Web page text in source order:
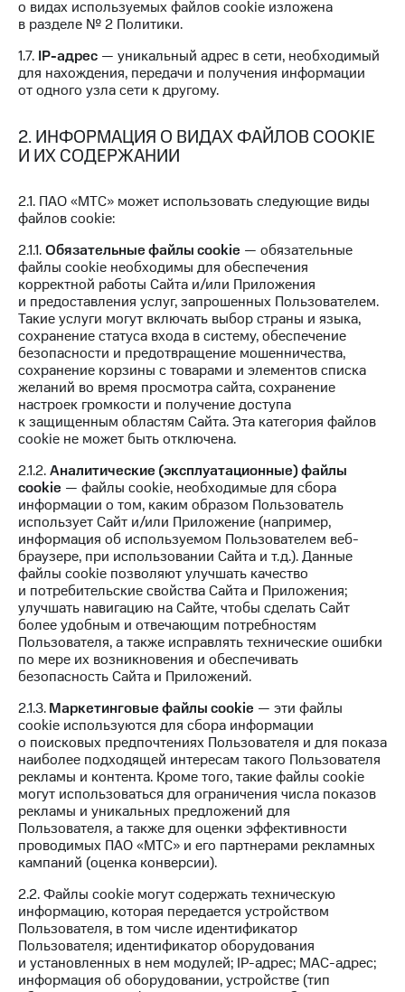
Домашний
Домашнее
ТВ
ТВ
со своим
номером
Поддержка
и подписки
МТС
Premium
Подписка
на гигабайты
интернета,
фильмы,
музыка
и многое
другое
Семейная
группа
Скидка
на тарифы,
общие
подписки
и услуги,
доступ
к геолокации
Кино,
музыка,
книги
и не
только
Безопасность
Финансы
Детям
и родителям
Здоровье
и фитнес
Приложения
от МТС
и многое
Семейная
группа
на тарифы,
общие
доступ
к геолокации
Сертификаты
безопасности
Всё
под
рукой
в Мой МТС
Посмотрите,
что
полезного
в нашем
приложении
КИОН
КИОН
Музыка
КИОН
Строки
Live
Мой
МТС
Все
приложения
Инвестиции
Получайте
онлайн
Страхование
Покупка
полисов
о видах используемых файлов cookie изложена
в разделе № 2 Политики.
1.7. IP-адрес — уникальный адрес в сети, необходимый
для нахождения, передачи и получения информации
от одного узла сети к другому.
2. ИНФОРМАЦИЯ О ВИДАХ ФАЙЛОВ COOKIE
И ИХ СОДЕРЖАНИИ
2.1. ПАО «МТС» может использовать следующие виды
файлов cookie:
2.1.1.Обязательные файлы cookie — обязательные
файлы cookie необходимы для обеспечения
корректной работы Сайта и/или Приложения
и предоставления услуг, запрошенных Пользователем.
Такие услуги могут включать выбор страны и языка,
сохранение статуса входа в систему, обеспечение
безопасности и предотвращение мошенничества,
сохранение корзины с товарами и элементов списка
желаний во время просмотра сайта, сохранение
настроек громкости и получение доступа
к защищенным областям Сайта. Эта категория файлов
cookie не может быть отключена.
2.1.2.Аналитические (эксплуатационные) файлы
cookie — файлы cookie, необходимые для сбора
информации о том, каким образом Пользователь
использует Сайт и/или Приложение (например,
информация об используемом Пользователем веб-
браузере, при использовании Сайта и т.д.). Данные
файлы cookie позволяют улучшать качество
и потребительские свойства Сайта и Приложения;
улучшать навигацию на Сайте, чтобы сделать Сайт
более удобным и отвечающим потребностям
Пользователя, а также исправлять технические ошибки
по мере их возникновения и обеспечивать
безопасность Сайта и Приложений.
2.1.3.Маркетинговые файлы cookie — эти файлы
cookie используются для сбора информации
о поисковых предпочтениях Пользователя и для показа
наиболее подходящей интересам такого Пользователя
рекламы и контента. Кроме того, такие файлы cookie
могут использоваться для ограничения числа показов
рекламы и уникальных предложений для
Пользователя, а также для оценки эффективности
проводимых ПАО «МТС» и его партнерами рекламных
кампаний (оценка конверсии).
2.2. Файлы cookie могут содержать техническую
информацию, которая передается устройством
Пользователя, в том числе идентификатор
Пользователя; идентификатор оборудования
и установленных в нем модулей; IP-адрес; MAC-адрес;
информация об оборудовании, устройстве (тип